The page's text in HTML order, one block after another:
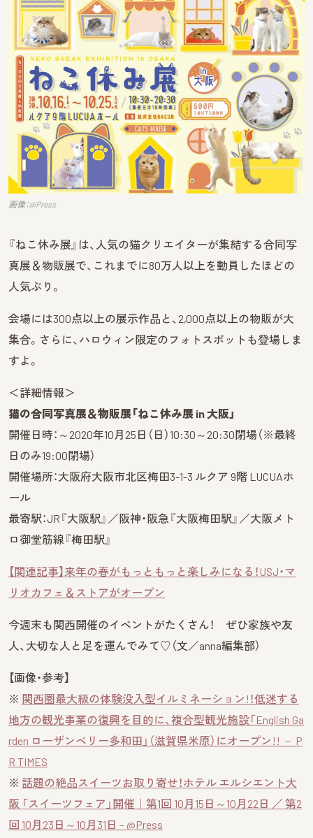
画像：@Press
『ねこ休み展』は、人気の猫クリエイターが集結する合同写
真展＆物販展で、これまでに80万人以上を動員したほどの
人気ぶり。
会場には300点以上の展示作品と、2,000点以上の物販が大
集合。さらに、ハロウィン限定のフォトスポットも登場しま
すよ。
＜詳細情報＞
猫の合同写真展＆物販展「ねこ休み展 in 大阪」
開催日時：～2020年10月25日（日）10:30～20:30閉場（※最終
日のみ19:00閉場）
開催場所：大阪府大阪市北区梅田3-1-3 ルクア 9階 LUCUAホ
ール
最寄駅：JR『大阪駅』／阪神・阪急『大阪梅田駅』／大阪メト
ロ御堂筋線『梅田駅』
【関連記事】来年の春がもっともっと楽しみになる！USJ・マ
リオカフェ＆ストアがオープン
今週末も関西開催のイベントがたくさん！ ぜひ家族や友
人、大切な人と足を運んでみて♡（文／anna編集部）
【画像・参考】
※ 関西圏最大級の体験没入型イルミネーション!！低迷する
地方の観光事業の復興を目的に、複合型観光施設「English Ga
rden ローザンベリー多和田」（滋賀県米原）にオープン!! － P
R TIMES
※ 話題の絶品スイーツお取り寄せ！ホテル エルシエント大
阪 「スイーツフェア」開催｜第1回 10月15日～10月22日 ／ 第2
回 10月23日～10月31日 – @Press